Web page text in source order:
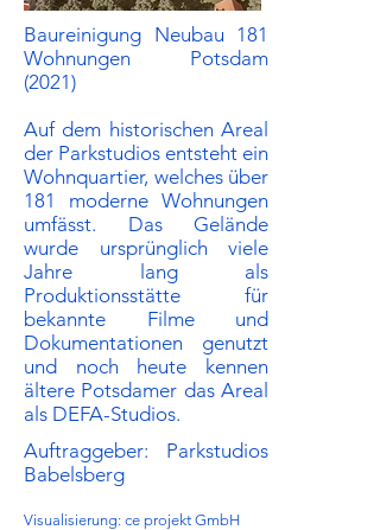
Baureinigung Neubau 181
Wohnungen Potsdam
(2021)
Auf dem historischen Areal
der Parkstudios entsteht ein
Wohnquartier, welches über
181 moderne Wohnungen
umfässt. Das Gelände
wurde ursprünglich viele
Jahre lang als
Produktionsstätte für
bekannte Filme und
Dokumentationen genutzt
und noch heute kennen
ältere Potsdamer das Areal
als DEFA-Studios.
Auftraggeber:​ Parkstudios
Babelsberg
Visualisierung: ce projekt GmbH